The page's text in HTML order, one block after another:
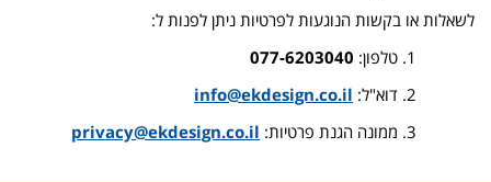
לשאלות או בקשות הנוגעות לפרטיות ניתן לפנות ל:
טלפון: 077-6203040
דוא"ל: info@ekdesign.co.il
ממונה הגנת פרטיות: privacy@ekdesign.co.il